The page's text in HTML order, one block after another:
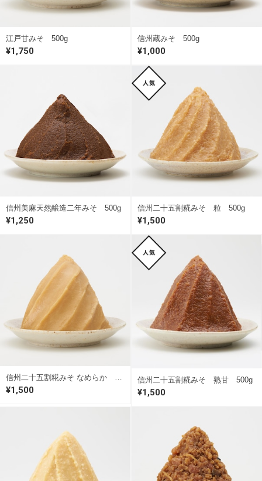
江戸甘みそ 500g
¥1,750
信州蔵みそ 500g
¥1,000
信州美麻天然醸造二年みそ 500g
¥1,250
信州二十五割糀みそ 粒 500g
¥1,500
信州二十五割糀みそ なめらか 500g
¥1,500
信州二十五割糀みそ 熟甘 500g
¥1,500